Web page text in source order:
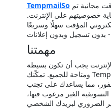
TempmailSo
خصوصيتهم على الإنترنت.
المؤقت سهلًا وسريعًا
مهمتنا
يجب أن تكون بسيطة
ومتاحة للجميع. تمكّنك TempmailSo من إنشاء عنوان بريد
مما يساعدك على تجنب
الغير مرغوب فيها،